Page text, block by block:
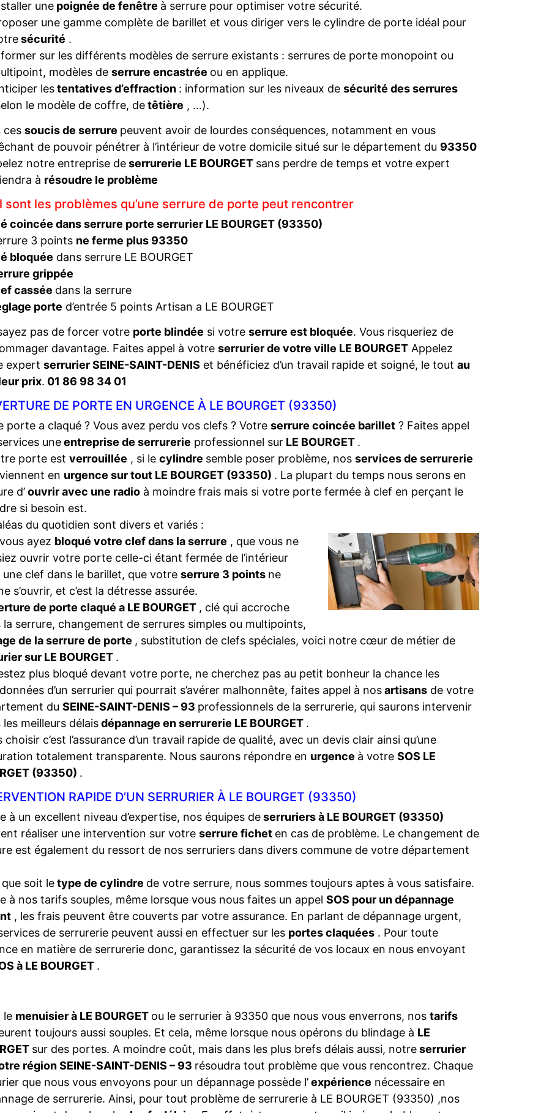
unepoignée de fenêtre à serrure pour optimiser votre sécurité.
une gamme complète de barillet et vous diriger vers le cylindre de porte idéal pour
sécurité .
sur les différents modèles de serrure existants : serrures de porte monopoint ou
modèles de serrure encastrée ou en applique.
lestentatives d’effraction : information sur les niveaux de sécurité des serrures
le modèle de coffre, detêtière , …).
ces soucis de serrure peuvent avoir de lourdes conséquences, notamment en vous
de pouvoir pénétrer à l’intérieur de votre domicile situé sur le département du 93350
notre entreprise deserrurerie LE BOURGET sans perdre de temps et votre expert
à résoudre le problème
sont les problèmes qu’une serrure de porte peut rencontrer
coincée dans serrure porte serrurier LE BOURGET (93350)
3 points ne ferme plus 93350
bloquée dans serrure LE BOURGET
grippée
cassée dans la serrure
porte d’entrée 5 points Artisan a LE BOURGET
pas de forcer votre porte blindée si votre serrure est bloquée. Vous risqueriez de
davantage. Faites appel à votre serrurier de votre ville LE BOURGET Appelez
expert serrurier SEINE-SAINT-DENIS et bénéficiez d’un travail rapide et soigné, le tout au
prix. 01 86 98 34 01
DE PORTE EN URGENCE À LE BOURGET (93350)
porte a claqué ? Vous avez perdu vos clefs ? Votre serrure coincée barillet ? Faites appel
uneentreprise de serrurerie professionnel sur LE BOURGET .
porte est verrouillée , si le cylindre semble poser problème, nos services de serrurerie
en urgence sur tout LE BOURGET (93350) . La plupart du temps nous serons en
d’ouvrir avec une radio à moindre frais mais si votre porte fermée à clef en perçant le
si besoin est.
du quotidien sont divers et variés :
ayez bloqué votre clef dans la serrure , que vous ne
ouvrir votre porte celle-ci étant fermée de l’intérieur
une clef dans le barillet, que votre serrure 3 points ne
s’ouvrir, et c’est la détresse assurée.
de porte claqué a LE BOURGET , clé qui accroche
la serrure, changement de serrures simples ou multipoints,
de la serrure de porte , substitution de clefs spéciales, voici notre cœur de métier de
sur LE BOURGET .
plus bloqué devant votre porte, ne cherchez pas au petit bonheur la chance les
d’un serrurier qui pourrait s’avérer malhonnête, faites appel à nosartisans de votre
du SEINE-SAINT-DENIS – 93 professionnels de la serrurerie, qui saurons intervenir
les meilleurs délaisdépannage en serrurerie LE BOURGET .
choisir c’est l’assurance d’un travail rapide de qualité, avec un devis clair ainsi qu’une
totalement transparente. Nous saurons répondre en urgence à votre SOS LE
(93350) .
RAPIDE D’UN SERRURIER À LE BOURGET (93350)
à un excellent niveau d’expertise, nos équipes deserruriers à LE BOURGET (93350)
réaliser une intervention sur votre serrure fichet en cas de problème. Le changement de
est également du ressort de nos serruriers dans divers commune de votre département
que soit letype de cylindre de votre serrure, nous sommes toujours aptes à vous satisfaire.
à nos tarifs souples, même lorsque vous nous faites un appel SOS pour un dépannage
, les frais peuvent être couverts par votre assurance. En parlant de dépannage urgent,
de serrurerie peuvent aussi en effectuer sur les portes claquées . Pour toute
en matière de serrurerie donc, garantissez la sécurité de vos locaux en nous envoyant
à LE BOURGET .
le menuisier à LE BOURGET ou le serrurier à 93350 que nous vous enverrons, nos tarifs
toujours aussi souples. Et cela, même lorsque nous opérons du blindage à LE
sur des portes. A moindre coût, mais dans les plus brefs délais aussi, notreserrurier
région SEINE-SAINT-DENIS – 93 résoudra tout problème que vous rencontrez. Chaque
que nous vous envoyons pour un dépannage possède l’expérience nécessaire en
de serrurerie. Ainsi, pour tout problème de serrurerie à LE BOURGET (93350) ,nos